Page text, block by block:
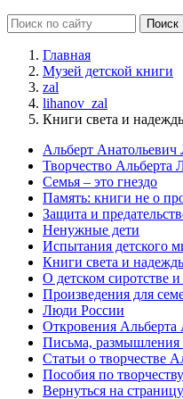
Главная
Музей детской книги
zal
lihanov_zal
Книги света и
Альберт Анатольевич
Творчество Альберта
Семья – это гнездо
Память: книги не о
Защита и
Ненужные дети
Испытания детского
Книги света и
О детском сиротстве
Произведения для
Люди России
Откровения Альберта
Письма, размышления
Статьи о творчестве
Пособия по
Вернуться на